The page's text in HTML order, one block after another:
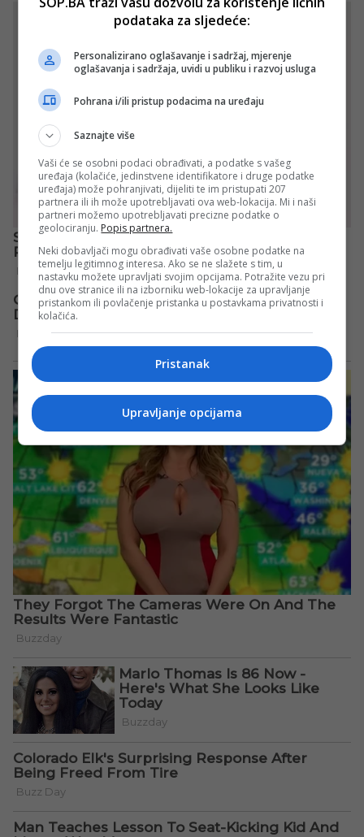
podataka za sljedeće:
Personalizirano oglašavanje i sadržaj, mjerenje
oglašavanja i sadržaja, uvidi u publiku i razvoj usluga
Pohrana i/ili pristup podacima na uređaju
Saznajte više
Vaši će se osobni podaci obrađivati, a podatke s vašeg
uređaja (kolačiće, jedinstvene identifikatore i druge podatke
uređaja) može pohranjivati, dijeliti te im pristupati 207
partnera ili ih može upotrebljavati ova web-lokacija. Mi i naši
partneri možemo upotrebljavati precizne podatke o
geolociranju. Popis partnera.
Neki dobavljači mogu obrađivati vaše osobne podatke na
temelju legitimnog interesa. Ako se ne slažete s tim, u
nastavku možete upravljati svojim opcijama. Potražite vezu pri
dnu ove stranice ili na izborniku web-lokacije za upravljanje
pristankom ili povlačenje pristanka u postavkama privatnosti i
kolačića.
Pristanak
Upravljanje opcijama